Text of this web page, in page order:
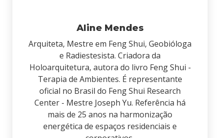
Aline Mendes
Arquiteta, Mestre em Feng Shui, Geobióloga
e Radiestesista. Criadora da
Holoarquitetura, autora do livro Feng Shui -
Terapia de Ambientes. É representante
oficial no Brasil do Feng Shui Research
Center - Mestre Joseph Yu. Referência há
mais de 25 anos na harmonização
energética de espaços residenciais e